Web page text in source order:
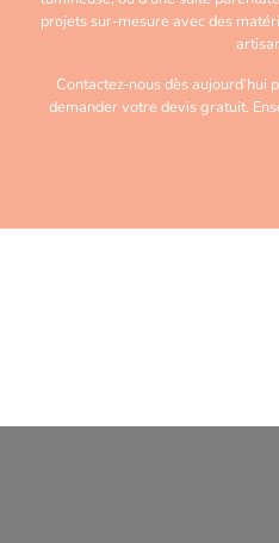
projets sur-mesure avec des
Contactez-nous dès
demander votre devis gratuit.